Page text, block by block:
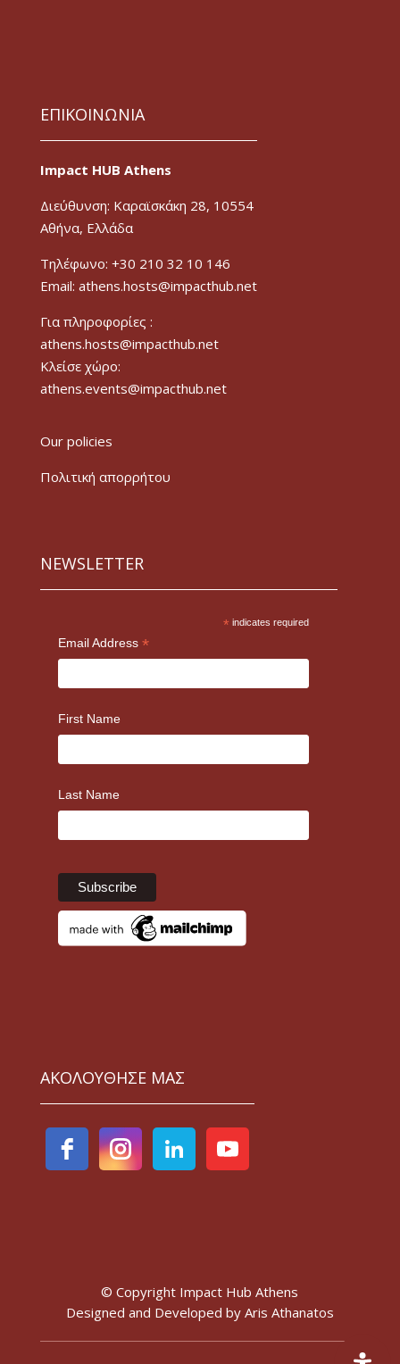
ΕΠΙΚΟΙΝΩΝΙΑ
Impact HUB Athens
Διεύθυνση: Καραϊσκάκη 28, 10554
Αθήνα, Ελλάδα
Τηλέφωνο: +30 210 32 10 146
Email: athens.hosts@impacthub.net
Για πληροφορίες :
athens.hosts@impacthub.net
Κλείσε χώρο:
athens.events@impacthub.net
Our policies
Πολιτική απορρήτου
NEWSLETTER
* indicates required
Email Address *
First Name
Last Name
ΑΚΟΛΟΥΘΗΣΕ ΜΑΣ
© Copyright Impact Hub Athens
Designed and Developed by Aris Athanatos